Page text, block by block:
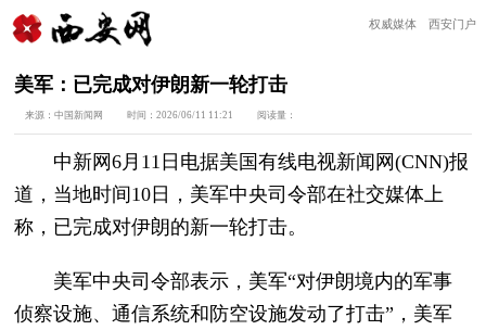
权威媒体 西安门户
美军：已完成对伊朗新一轮打击
来源：中国新闻网 时间：2026/06/11 11:21 阅读量：
中新网6月11日电据美国有线电视新闻网(CNN)报
道，当地时间10日，美军中央司令部在社交媒体上
称，已完成对伊朗的新一轮打击。
美军中央司令部表示，美军“对伊朗境内的军事
侦察设施、通信系统和防空设施发动了打击”，美军